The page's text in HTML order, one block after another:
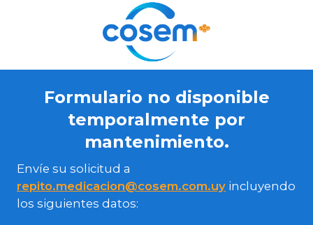
Formulario no disponible
temporalmente por
mantenimiento.
Envíe su solicitud a
repito.medicacion@cosem.com.uy incluyendo
los siguientes datos: